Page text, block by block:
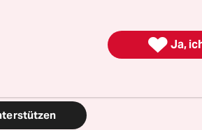
Journalismus – und
auch? Dann machen Sie mit
 Ja,